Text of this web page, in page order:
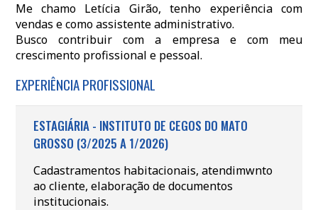
Me chamo Letícia Girão, tenho experiência com
vendas e como assistente administrativo.
Busco contribuir com a empresa e com meu
crescimento profissional e pessoal.
EXPERIÊNCIA PROFISSIONAL
ESTAGIÁRIA - INSTITUTO DE CEGOS DO MATO
GROSSO (3/2025 A 1/2026)
Cadastramentos habitacionais, atendimwnto
ao cliente, elaboração de documentos
institucionais.